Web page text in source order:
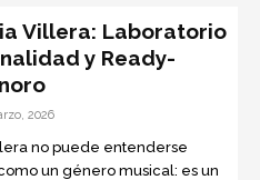
Mundial y sólo aceptaba
para que su país no
a Rusia.
Villera: Laboratorio
y Ready-
2026
no puede entenderse
un género musical: es un